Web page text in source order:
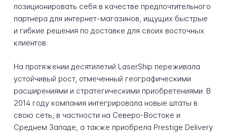
позиционировать себя в качестве предпочтительного
партнёра для интернет-магазинов, ищущих быстрые
и гибкие решения по доставке для своих восточных
клиентов.
На протяжении десятилетий LaserShip переживала
устойчивый рост, отмеченный географическими
расширениями и стратегическими приобретениями. В
2014 году компания интегрировала новые штаты в
свою сеть, в частности на Северо-Востоке и
Среднем Западе, а также приобрела Prestige Delivery